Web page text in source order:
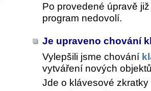
Po provedené úpravě
program nedovolí.
Je upraveno chování
Vylepšili jsme chování
vytváření nových
Jde o klávesové